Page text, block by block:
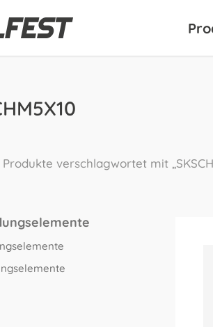
Produkte verschlagwortet mit